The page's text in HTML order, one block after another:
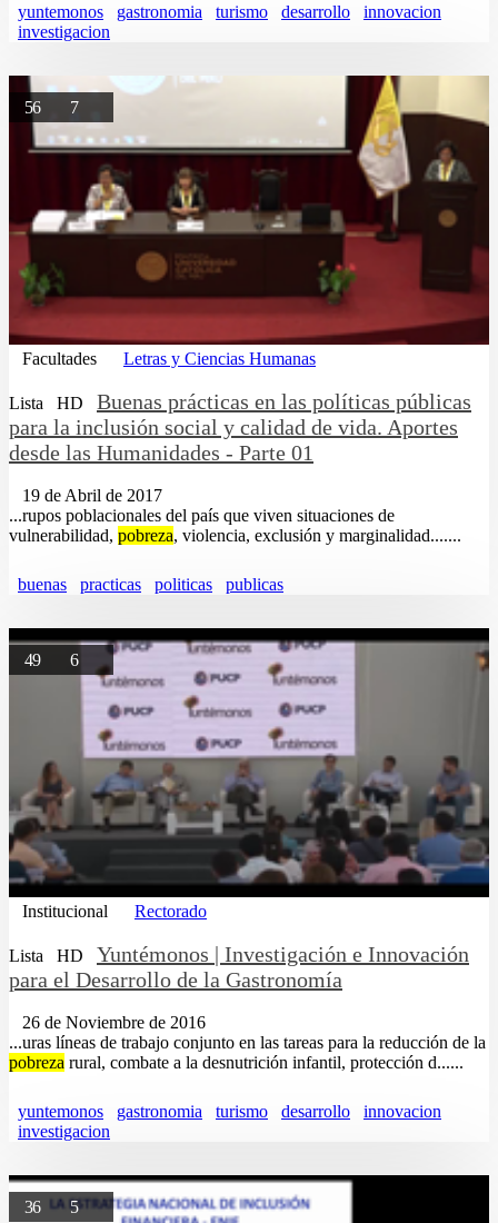
yuntemonos gastronomia turismo desarrollo
innovacion
investigacion
56 7
Facultades Letras y Ciencias Humanas
Lista HD
Buenas prácticas en las políticas públicas
para la inclusión social y calidad de vida. Aportes
desde las Humanidades - Parte 01
19 de Abril de 2017
...rupos poblacionales del país que viven situaciones de
vulnerabilidad, pobreza, violencia, exclusión y marginalidad.......
buenas practicas politicas publicas
49 6
Institucional Rectorado
Lista HD
Yuntémonos | Investigación e Innovación
para el Desarrollo de la Gastronomía
26 de Noviembre de 2016
...uras líneas de trabajo conjunto en las tareas para la reducción de la
pobreza rural, combate a la desnutrición infantil, protección d......
yuntemonos gastronomia turismo desarrollo
innovacion
investigacion
36 5